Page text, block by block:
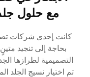
مع حلول
كانت إحدى شركات
بحاجة إلى تنجيد
التصميمية لطرازها
تم اختيار نسيج الجلد